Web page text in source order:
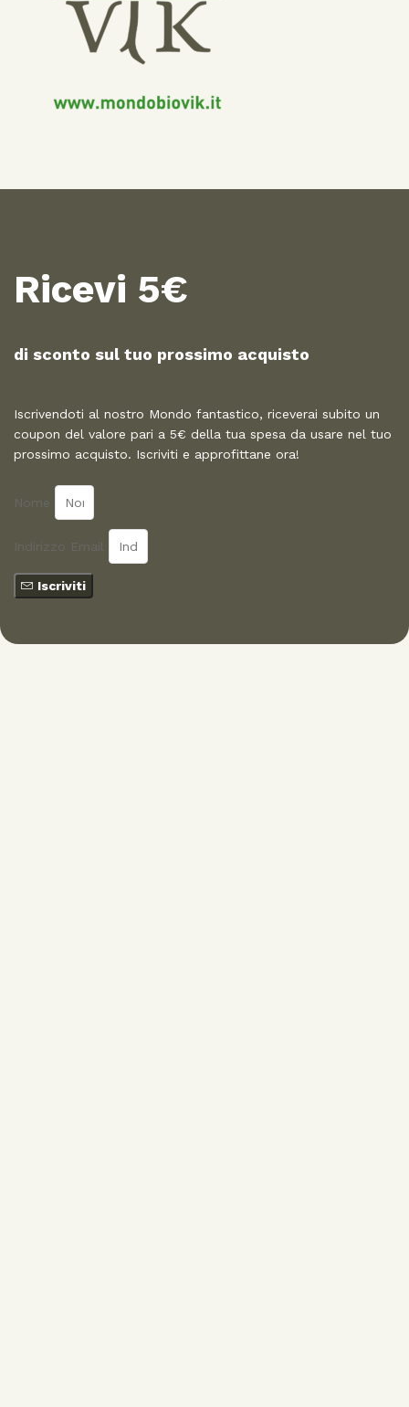
Ricevi 5€
di sconto sul tuo prossimo acquisto​
Iscrivendoti al nostro Mondo fantastico, riceverai subito un
coupon del valore pari a 5€ della tua spesa da usare nel tuo
prossimo acquisto. Iscriviti e approfittane ora!
Nome
Indirizzo Email
Iscriviti